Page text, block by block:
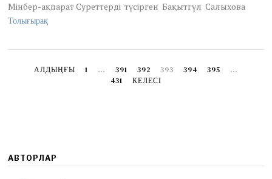
e
0
Мінбер-ақпарат Суреттерді түсірген Бақытгүл Салыхова
Толығырақ
АЛДЫҢҒЫ 1 … 391 392 393 394 395
…
431
КЕЛЕСІ
АВТОРЛАР